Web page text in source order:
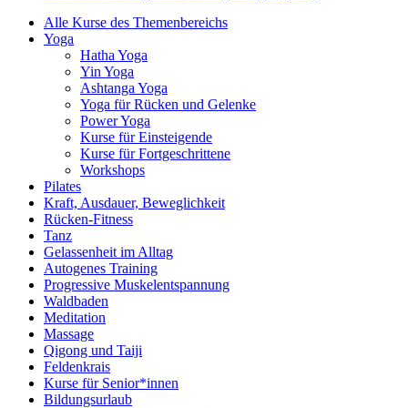
Alle Kurse des Themenbereichs
Yoga
Hatha Yoga
Yin Yoga
Ashtanga Yoga
Yoga für Rücken und Gelenke
Power Yoga
Kurse für Einsteigende
Kurse für Fortgeschrittene
Workshops
Pilates
Kraft, Ausdauer, Beweglichkeit
Rücken-Fitness
Tanz
Gelassenheit im Alltag
Autogenes Training
Progressive Muskelentspannung
Waldbaden
Meditation
Massage
Qigong und Taiji
Feldenkrais
Kurse für Senior*innen
Bildungsurlaub